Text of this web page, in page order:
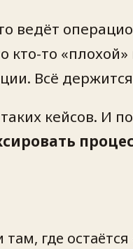
ведёт
кто-то
Всё
кейсов. И
где